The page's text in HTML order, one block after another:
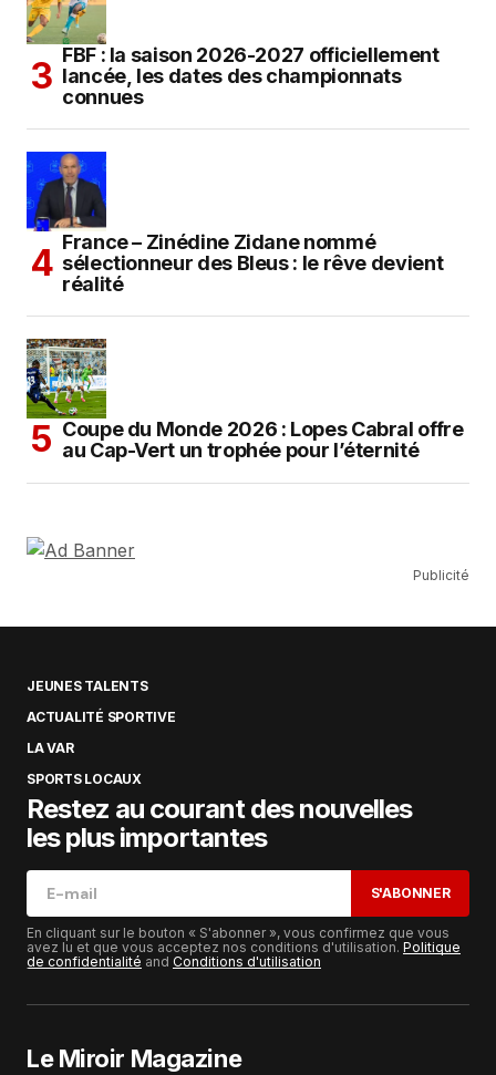
FBF : la saison 2026-2027 officiellement
lancée, les dates des championnats
connues
France – Zinédine Zidane nommé
sélectionneur des Bleus : le rêve devient
réalité
Coupe du Monde 2026 : Lopes Cabral offre
au Cap-Vert un trophée pour l’éternité
Publicité
JEUNES TALENTS
ACTUALITÉ SPORTIVE
LA VAR
SPORTS LOCAUX
Restez au courant des nouvelles
les plus importantes
S'ABONNER
En cliquant sur le bouton « S'abonner », vous confirmez que vous
avez lu et que vous acceptez nos conditions d'utilisation. Politique
de confidentialité and Conditions d'utilisation
Le Miroir Magazine